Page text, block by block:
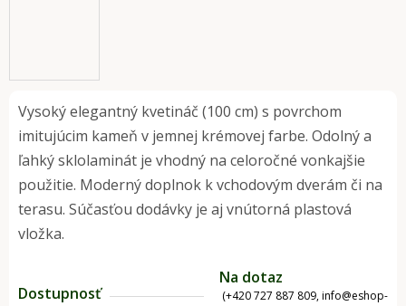
Vysoký elegantný kvetináč (100 cm) s povrchom
imitujúcim kameň v jemnej krémovej farbe. Odolný a
ľahký sklolaminát je vhodný na celoročné vonkajšie
použitie. Moderný doplnok k vchodovým dverám či na
terasu. Súčasťou dodávky je aj vnútorná plastová
vložka.
Dostupnosť
Na dotaz
(+420 727 887 809, info@eshop-